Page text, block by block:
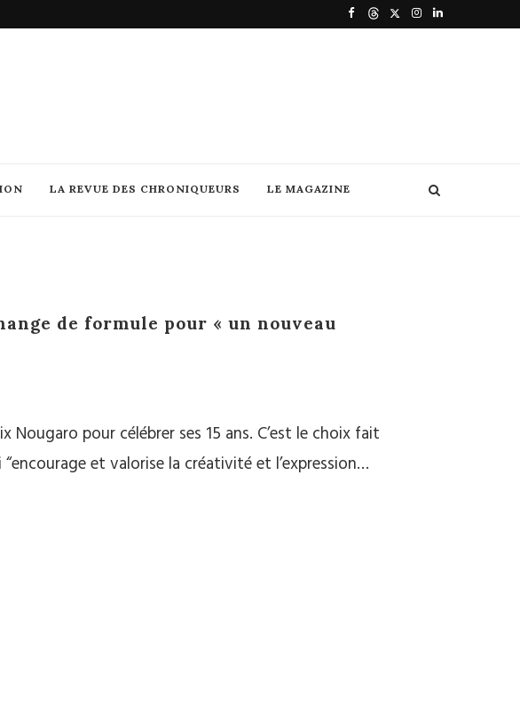
LA REVUE DES CHRONIQUEURS LE MAGAZINE
de formule pour « un nouveau
Nougaro pour célébrer ses 15 ans. C’est le choix fait
et valorise la créativité et l’expression…